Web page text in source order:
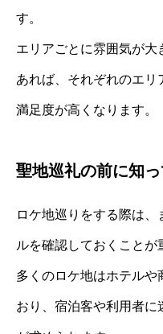
す。
エリアごとに雰囲気が
あれば、それぞれのエリ
満足度が高くなります。
聖地巡礼の前に知
ロケ地巡りをする際は
ルを確認しておくことが
多くのロケ地はホテルや
おり、宿泊客や利用者に